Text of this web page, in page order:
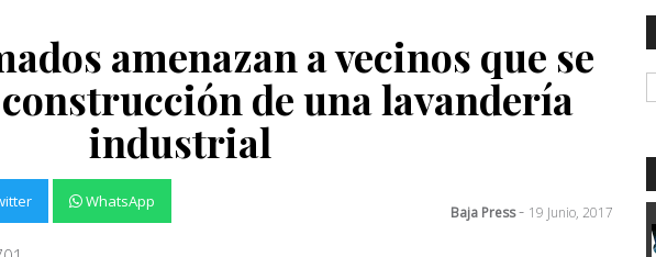
amenazan a vecinos que se
de una lavandería
industrial
WhatsApp
Baja Press- 19 Junio, 2017